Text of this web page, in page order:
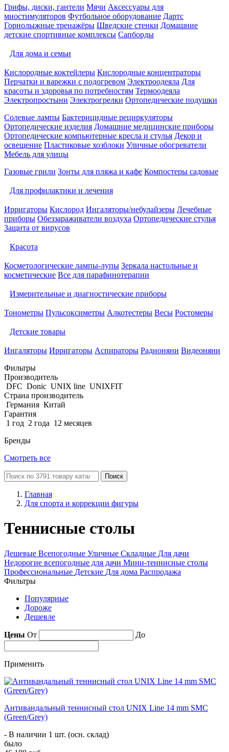
Грифы, диски, гантели Мячи Аксессуары для
миостимуляторов Футбольное оборудование Дартс
Горнолыжные тренажёры Шведские стенки Домашние
детские спортивные комплексы Сапборды
Для дома и семьи
Кислородные коктейлеры Кислородные концентраторы
Перчатки и варежки с подогревом Электроодеяла Для
красоты и здоровья по потребностям Термоодеяла
Электропростыни Электрогрелки Ортопедические подушки
Солевые лампы Бактерицидные рециркуляторы
Ортопедические изделия Домашние медицинские приборы
Ортопедические компьютерные кресла и стулья Декор и
освещение Пластиковые хозблоки Уличные обогреватели
Мебель для улицы
Газовые грили Зонты для пляжа и кафе Компостеры садовые
Для профилактики и лечения
Ирригаторы Кислород Ингаляторы/небулайзеры Лечебные
приборы Обеззараживатели воздуха Ортопедические стулья
Защита от вирусов
Красота
Косметологические лампы-лупы Зеркала настольные и
косметические Все для парафинотерапии
Измерительные и диагностические приборы
Тонометры Пульсоксиметры Алкотестеры Весы Ростомеры
Детские товары
Ингаляторы Ирригаторы Аспираторы Радионяни Видеоняни
Фильтры
Производитель
DFC Donic UNIX line UNIXFIT
Страна производитель
Германия Китай
Гарантия
1 год 2 года 12 месяцев
Бренды
Смотреть все
Поиск
Главная
Для спорта и коррекции фигуры
Теннисные столы
Дешевые Всепогодные Уличные Складные Для дачи
Недорогие всепогодные для дачи Мини-теннисные столы
Профессиональные Детские Для дома Распродажа
Фильтры
Популярные
Дороже
Дешевле
Цены От До
Применить
Антивандальный теннисный стол UNIX Line 14 mm SMC
(Green/Grey)
- В наличии 1 шт. (осн. склад)
было